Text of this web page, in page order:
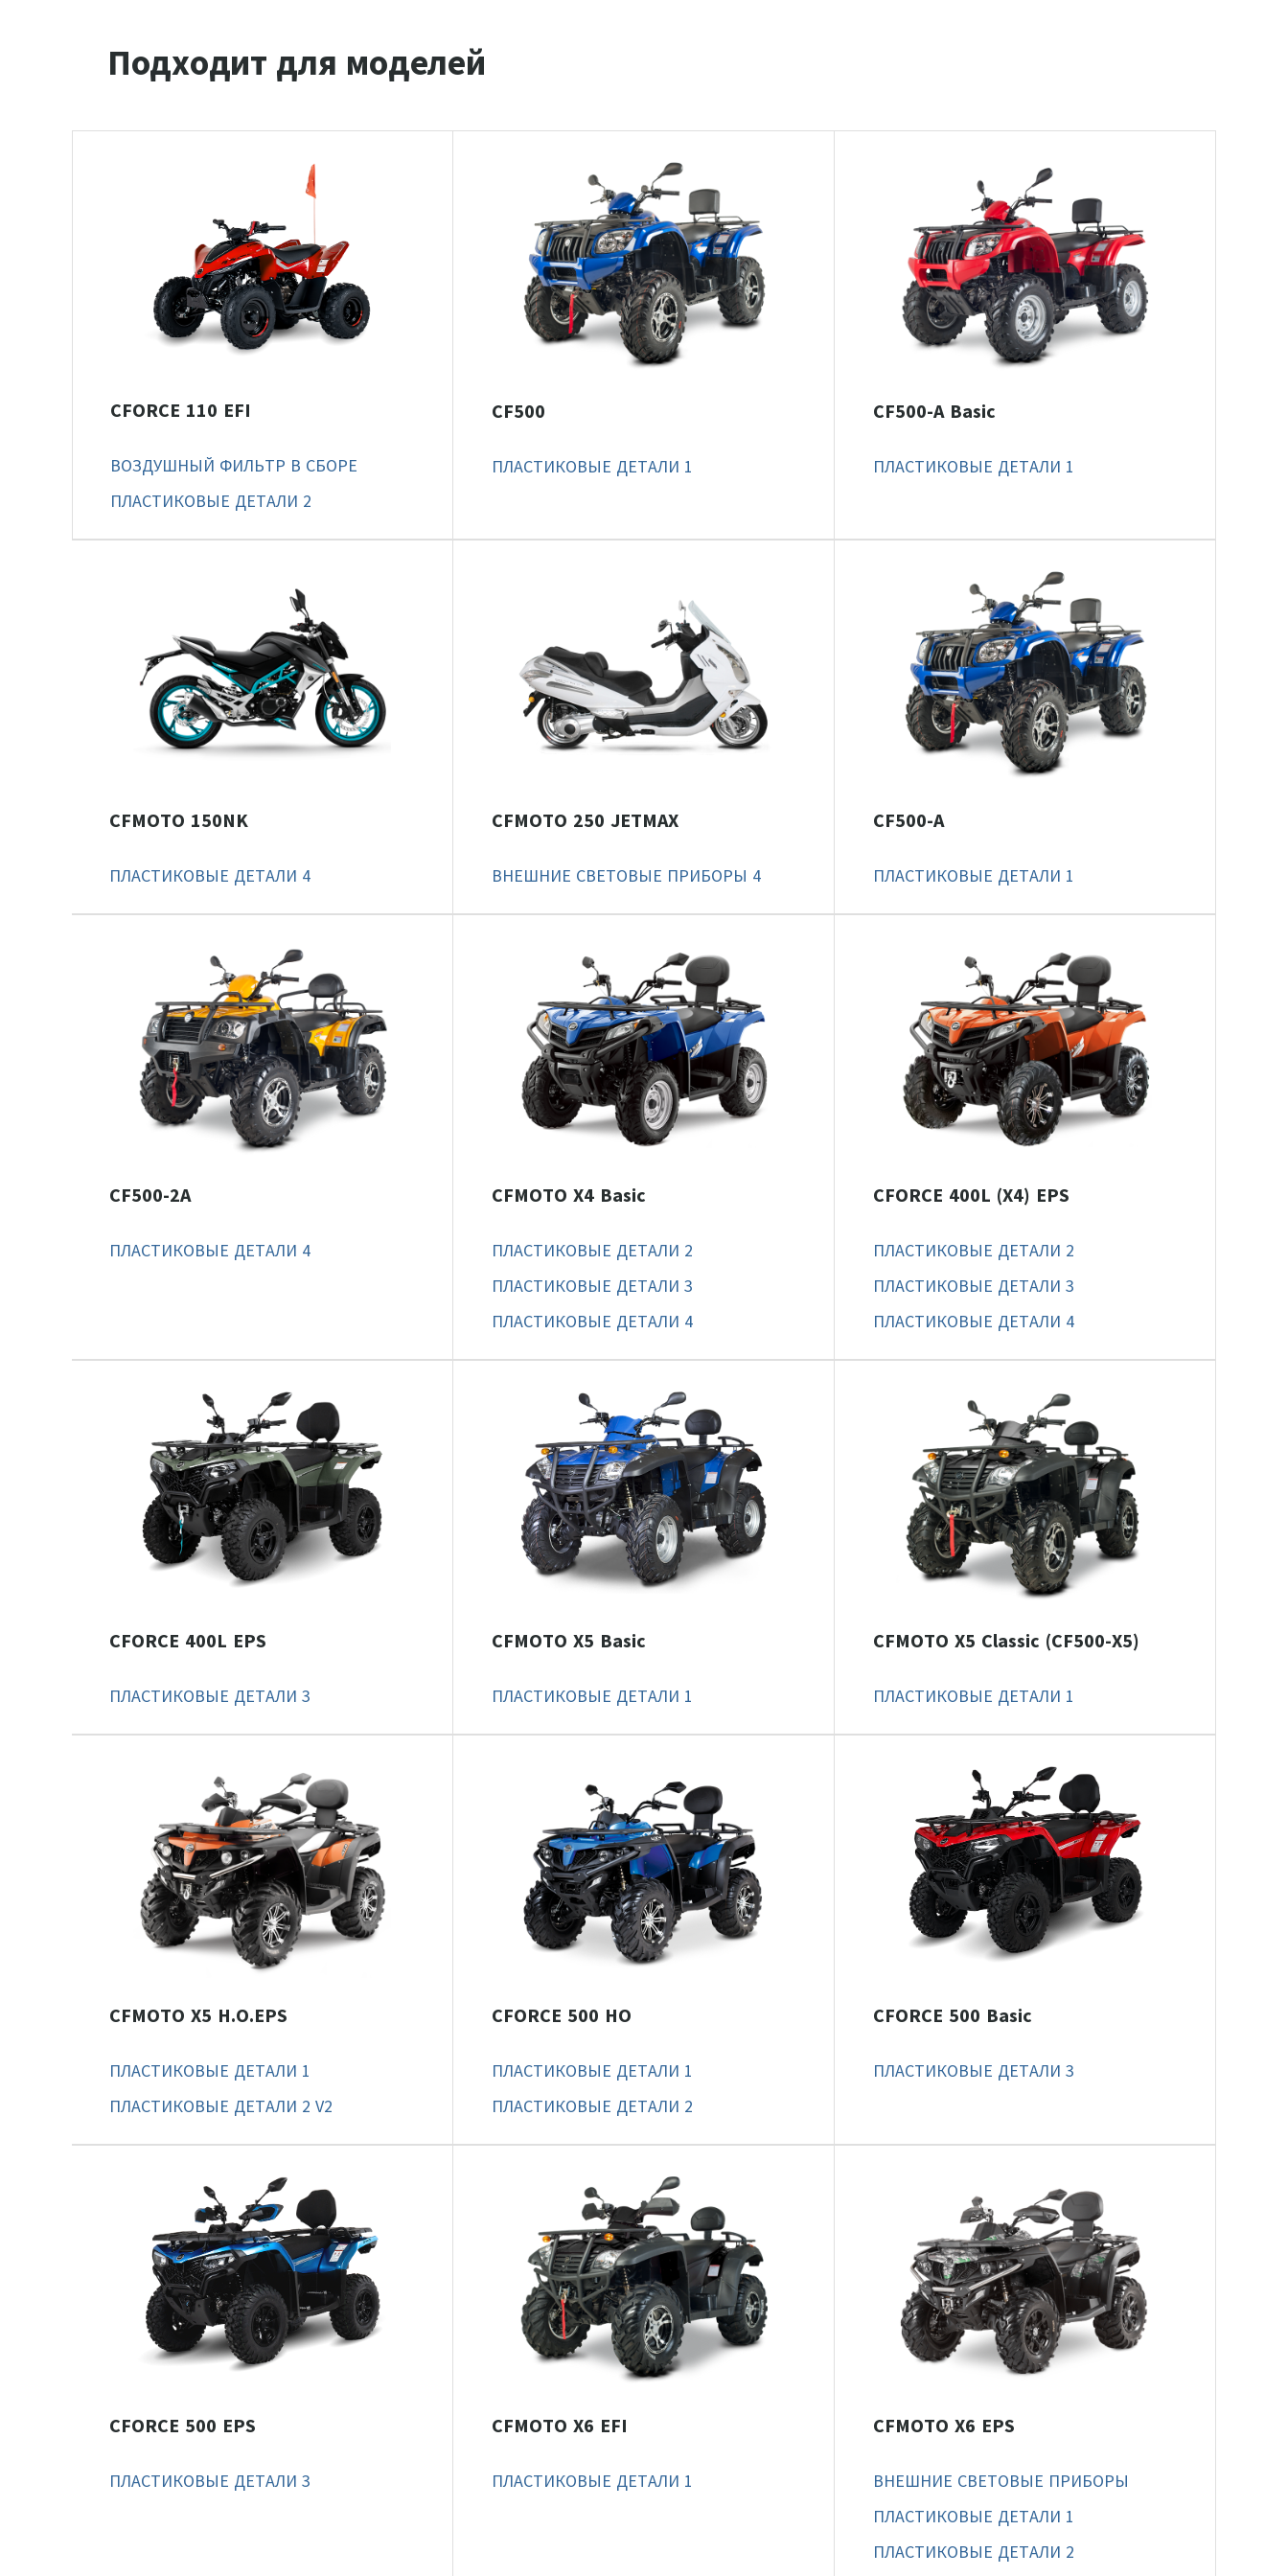
Подходит для моделей
CFORCE 110 EFI
ВОЗДУШНЫЙ ФИЛЬТР В СБОРЕ
ПЛАСТИКОВЫЕ ДЕТАЛИ 2
CF500
ПЛАСТИКОВЫЕ ДЕТАЛИ 1
CF500-A Basic
ПЛАСТИКОВЫЕ ДЕТАЛИ 1
CFMOTO 150NK
ПЛАСТИКОВЫЕ ДЕТАЛИ 4
CFMOTO 250 JETMAX
ВНЕШНИЕ СВЕТОВЫЕ ПРИБОРЫ 4
CF500-A
ПЛАСТИКОВЫЕ ДЕТАЛИ 1
CF500-2A
ПЛАСТИКОВЫЕ ДЕТАЛИ 4
CFMOTO X4 Basic
ПЛАСТИКОВЫЕ ДЕТАЛИ 2
ПЛАСТИКОВЫЕ ДЕТАЛИ 3
ПЛАСТИКОВЫЕ ДЕТАЛИ 4
CFORCE 400L (X4) EPS
ПЛАСТИКОВЫЕ ДЕТАЛИ 2
ПЛАСТИКОВЫЕ ДЕТАЛИ 3
ПЛАСТИКОВЫЕ ДЕТАЛИ 4
CFORCE 400L EPS
ПЛАСТИКОВЫЕ ДЕТАЛИ 3
CFMOTO X5 Basic
ПЛАСТИКОВЫЕ ДЕТАЛИ 1
CFMOTO X5 Classic (CF500-X5)
ПЛАСТИКОВЫЕ ДЕТАЛИ 1
CFMOTO X5 H.O.EPS
ПЛАСТИКОВЫЕ ДЕТАЛИ 1
ПЛАСТИКОВЫЕ ДЕТАЛИ 2 V2
CFORCE 500 HO
ПЛАСТИКОВЫЕ ДЕТАЛИ 1
ПЛАСТИКОВЫЕ ДЕТАЛИ 2
CFORCE 500 Basic
ПЛАСТИКОВЫЕ ДЕТАЛИ 3
CFORCE 500 EPS
ПЛАСТИКОВЫЕ ДЕТАЛИ 3
CFMOTO X6 EFI
ПЛАСТИКОВЫЕ ДЕТАЛИ 1
CFMOTO X6 EPS
ВНЕШНИЕ СВЕТОВЫЕ ПРИБОРЫ
ПЛАСТИКОВЫЕ ДЕТАЛИ 1
ПЛАСТИКОВЫЕ ДЕТАЛИ 2